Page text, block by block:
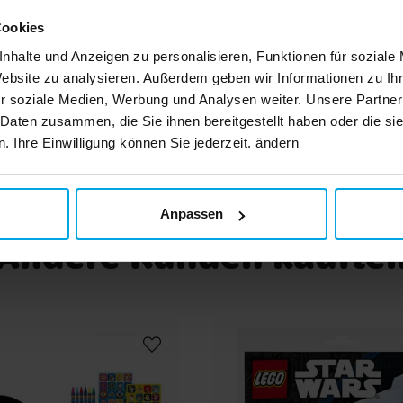
und Anzeigen zu personalisieren, Funktionen für soziale
zu analysieren. Außerdem geben wir Informationen zu
soziale Medien, Werbung und Analysen weiter. Unsere
zusammen, die Sie ihnen bereitgestellt haben oder die
Ihre Einwilligung können Sie jederzeit. ändern
Anpassen
für
IN DEN KORB
Kunden